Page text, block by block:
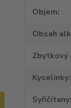
Objem
Obsah
Zbytkový
Kyselinky
Syřičitany